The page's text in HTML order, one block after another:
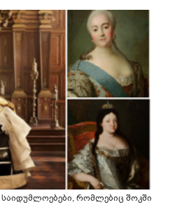
რომლებიც შოკში